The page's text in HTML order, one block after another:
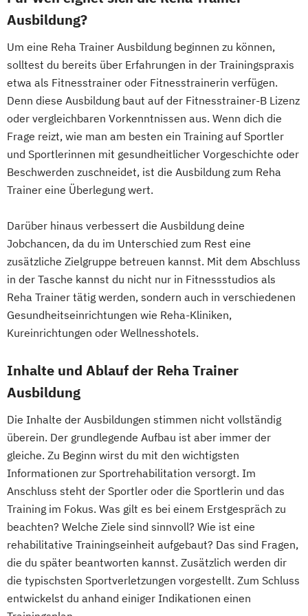
Vegetarische und Vegane Ernährung
Wellnessmasseur/in
Wirbelsäulentherapie nach Dorn / Breuß
Yoga Trainer/in
Ernährungsberater für E-Sportler
Ernährungsberater für Kinder
Ernährungsberater für Schwangere
Ernährungsberater für Senioren
Ernährungsberater für Sportler
Ernährungsberater für Sportler (inkl.
Ernährung C-Lizenz)
Ernährungsberater für Sportler A-Lizenz
(inkl. Ernährung C-Lizenz und
Ernährungsberater für Sportler)
Ernährungsberater für vegetarische
Ernährung
Ernährungsberater/in A-Lizenz
Ernährungsberater/in B-Lizenz
Ernährungsfachwirt/in
Fachberater für Nahrungsergänzungsmittel
Gesundheitsmanagement
Fachtrainer/in für Sportrehabilitation
Fachwirt/in für Prävention und
Gesundheitsförderung (IHK)
Fachwirt/in im Gesundheits- und
Sozialwesen (IHK)
Food Coach
Ganzheitlicher Ernährungsberater
Geprüfter Ernährungsfachwirt
Geprüfter Fachwirt für Prävention und
Gesundheitsförderung (IHK)
Geprüfter Fachwirt im Betrieblichen
Gesundheitsmanagement
Ausbildung?
Um eine Reha Trainer Ausbildung beginnen zu können,
solltest du bereits über Erfahrungen in der Trainingspraxis
etwa als Fitnesstrainer oder Fitnesstrainerin verfügen.
Denn diese Ausbildung baut auf der Fitnesstrainer-B Lizenz
oder vergleichbaren Vorkenntnissen aus. Wenn dich die
Frage reizt, wie man am besten ein Training auf Sportler
und Sportlerinnen mit gesundheitlicher Vorgeschichte oder
Beschwerden zuschneidet, ist die Ausbildung zum Reha
Trainer eine Überlegung wert.
Darüber hinaus verbessert die Ausbildung deine
Jobchancen, da du im Unterschied zum Rest eine
zusätzliche Zielgruppe betreuen kannst. Mit dem Abschluss
in der Tasche kannst du nicht nur in Fitnessstudios als
Reha Trainer tätig werden, sondern auch in verschiedenen
Gesundheitseinrichtungen wie Reha-Kliniken,
Kureinrichtungen oder Wellnesshotels.
Inhalte und Ablauf der Reha Trainer
Ausbildung
Die Inhalte der Ausbildungen stimmen nicht vollständig
überein. Der grundlegende Aufbau ist aber immer der
gleiche. Zu Beginn wirst du mit den wichtigsten
Informationen zur Sportrehabilitation versorgt. Im
Anschluss steht der Sportler oder die Sportlerin und das
Training im Fokus. Was gilt es bei einem Erstgespräch zu
beachten? Welche Ziele sind sinnvoll? Wie ist eine
rehabilitative Trainingseinheit aufgebaut? Das sind Fragen,
die du später beantworten kannst. Zusätzlich werden dir
die typischsten Sportverletzungen vorgestellt. Zum Schluss
entwickelst du anhand einiger Indikationen einen